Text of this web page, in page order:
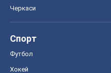
Черкаси
Спорт
Футбол
Хокей